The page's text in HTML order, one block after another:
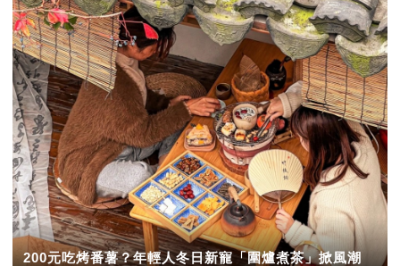
200元吃烤番薯？年輕人冬日新寵「圍爐煮茶」掀風潮